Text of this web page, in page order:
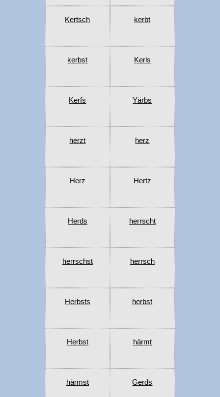
Kertsch kerbt
kerbst Kerls
Kerfs Yärbs
herzt herz
Herz Hertz
Herds herrscht
herrschst herrsch
Herbsts herbst
Herbst härmt
härmst Gerds